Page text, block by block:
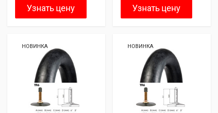
Узнать цену Узнать цену
НОВИНКА НОВИНКА